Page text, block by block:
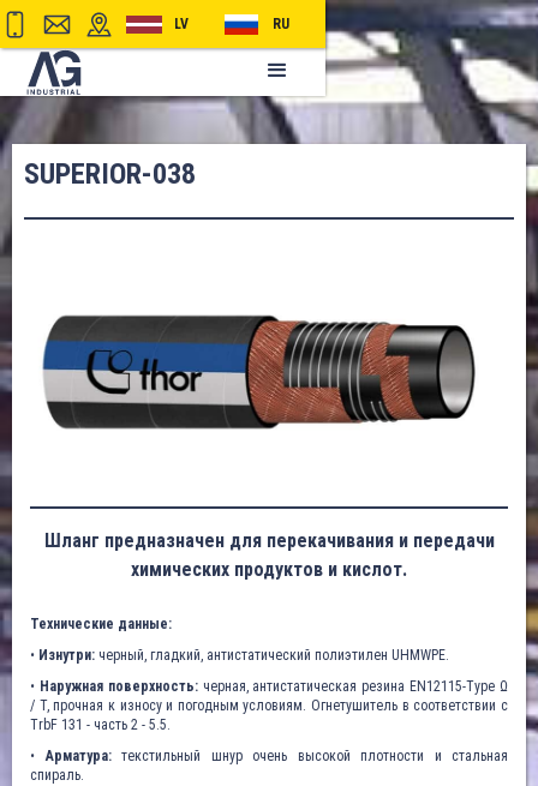
LV RU
SUPERIOR-038
Шланг предназначен для перекачивания и передачи
химических продуктов и кислот.
Технические данные:
• Изнутри: черный, гладкий, антистатический полиэтилен UHMWPE.
• Наружная поверхность:черная, антистатическая резина EN12115-Type Ω
/ T, прочная к износу и погодным условиям. Огнетушитель в соответствии с
TrbF 131 - часть 2 - 5.5.
•Арматура:текстильный шнур очень высокой плотности и стальная
спираль.